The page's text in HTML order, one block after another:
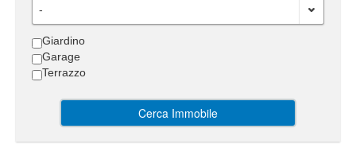
-
Giardino
Garage
Terrazzo
Cerca Immobile